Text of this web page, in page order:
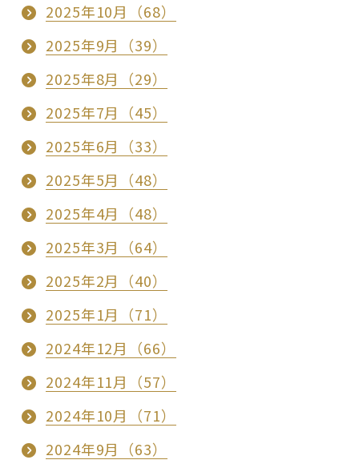
2025年10月（68）
2025年9月（39）
2025年8月（29）
2025年7月（45）
2025年6月（33）
2025年5月（48）
2025年4月（48）
2025年3月（64）
2025年2月（40）
2025年1月（71）
2024年12月（66）
2024年11月（57）
2024年10月（71）
2024年9月（63）